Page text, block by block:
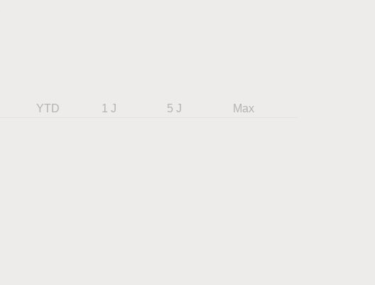
YTD 1 J 5 J Max